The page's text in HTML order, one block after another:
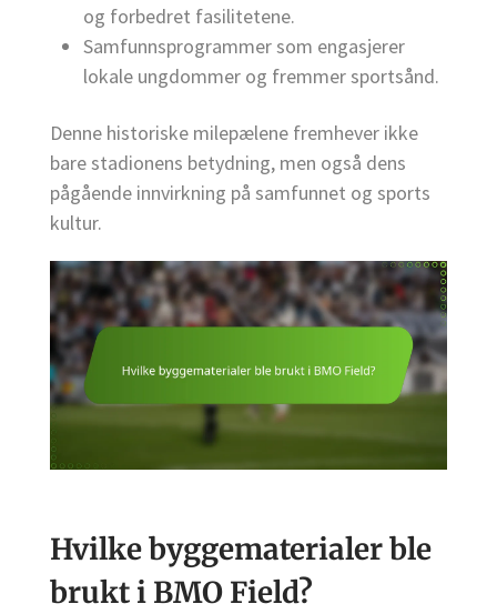
og forbedret fasilitetene.
Samfunnsprogrammer som engasjerer
lokale ungdommer og fremmer sportsånd.
Denne historiske milepælene fremhever ikke
bare stadionens betydning, men også dens
pågående innvirkning på samfunnet og sports
kultur.
Hvilke byggematerialer ble
brukt i BMO Field?